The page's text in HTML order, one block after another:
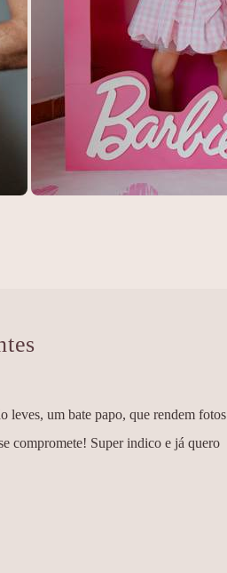
781
leves, um bate papo, que rendem fotos
compromete! Super indico e já quero